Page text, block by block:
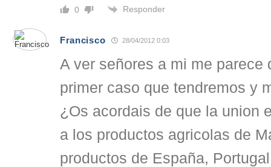
0 Responder
Francisco 28/04/2012 0:03
A ver señores a mi me parece
primer caso que tendremos y
¿Os acordais de que la union
a los productos agricolas de
productos de España,